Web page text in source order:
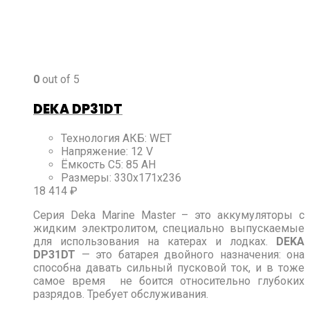
0 out of 5
DEKA DP31DT
Технология АКБ: WET
Напряжение: 12 V
Ёмкость C5: 85 AH
Размеры: 330x171x236
18 414 ₽
Серия Deka Marine Master – это аккумуляторы с
жидким электролитом, специально выпускаемые
для использования на катерах и лодках.
DEKA
DP31DT — это батарея двойного назначения: она
способна давать сильный пусковой ток, и в тоже
самое время не боится относительно глубоких
разрядов. Требует обслуживания.